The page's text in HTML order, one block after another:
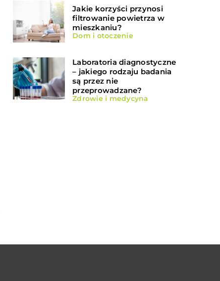
Jakie korzyści przynosi
filtrowanie powietrza w
mieszkaniu?
Dom i otoczenie
Laboratoria diagnostyczne
– jakiego rodzaju badania
są przez nie
przeprowadzane?
Zdrowie i medycyna